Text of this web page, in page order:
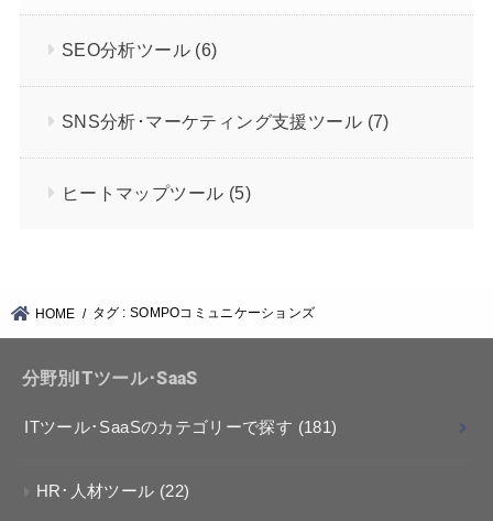
SEO分析ツール (6)
SNS分析･マーケティング支援ツール (7)
ヒートマップツール (5)
HOME タグ : SOMPOコミュニケーションズ
分野別ITツール･SaaS
ITツール･SaaSのカテゴリーで探す (181)
HR･人材ツール (22)